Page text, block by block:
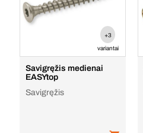
+3
variantai
Savigręžis medienai
EASYtop
Savigręžis